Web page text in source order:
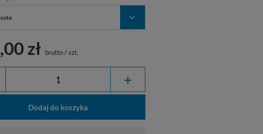
zł brutto/szt.
+
Dodaj do koszyka